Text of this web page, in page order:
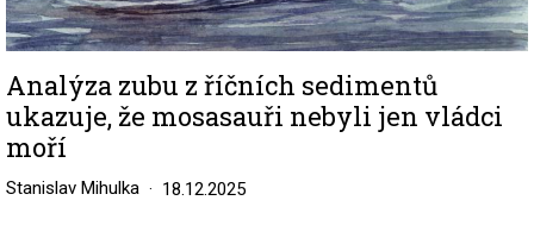
Analýza zubu z říčních sedimentů
ukazuje, že mosasauři nebyli jen vládci
moří
Stanislav Mihulka 18.12.2025